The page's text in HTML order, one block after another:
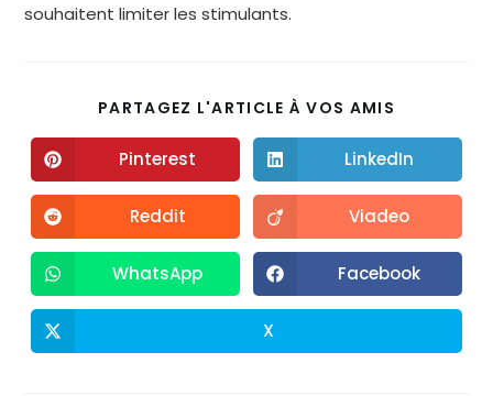
souhaitent limiter les stimulants.
PARTAGEZ L'ARTICLE À VOS AMIS
Pinterest LinkedIn
Reddit Viadeo
WhatsApp Facebook
X